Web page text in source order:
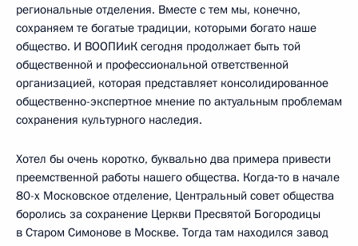
региональные отделения. Вместе с тем мы, конечно,
сохраняем те богатые традиции, которыми богато наше
общество. И ВООПИиК сегодня продолжает быть той
общественной и профессиональной ответственной
организацией, которая представляет консолидированное
общественно-экспертное мнение по актуальным проблемам
сохранения культурного наследия.
Хотел бы очень коротко, буквально два примера привести
преемственной работы нашего общества. Когда‑то в начале
80-х Московское отделение, Центральный совет общества
боролись за сохранение Церкви Пресвятой Богородицы
в Старом Симонове в Москве. Тогда там находился завод